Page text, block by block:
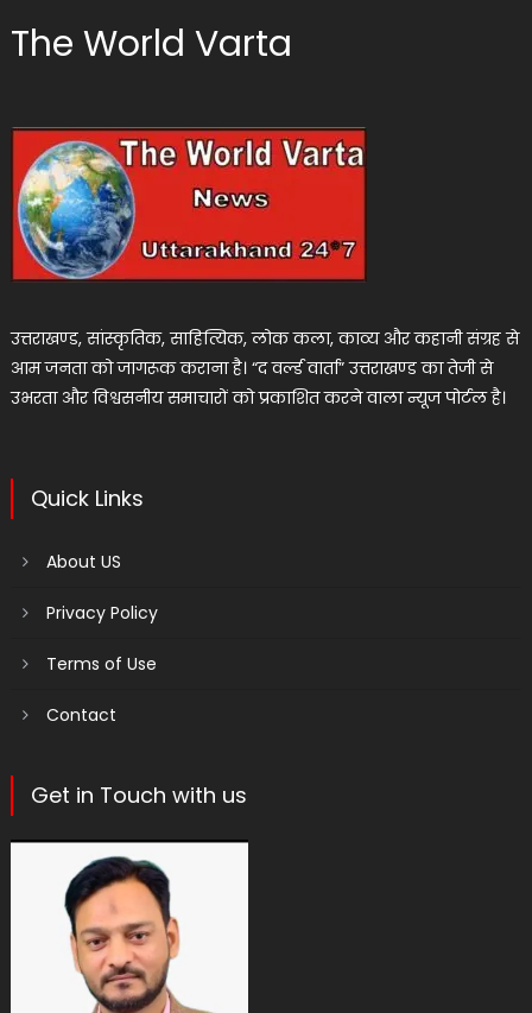
The World Varta
उत्तराखण्ड, सांस्कृतिक, साहित्यिक, लोक कला, काव्य और कहानी संग्रह से
आम जनता को जागरूक कराना है। “द वर्ल्ड वार्ता” उत्तराखण्ड का तेजी से
उभरता और विश्वसनीय समाचारों को प्रकाशित करने वाला न्यूज पोर्टल है।
Quick Links
About US
Privacy Policy
Terms of Use
Contact
Get in Touch with us